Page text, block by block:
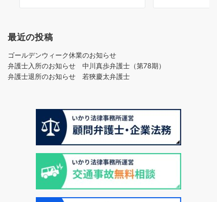
最近の投稿
ゴールデンウィーク休業のお知らせ
弁護士入所のお知らせ 中川真歩弁護士（第78期）
弁護士退所のお知らせ 若狹慶太弁護士